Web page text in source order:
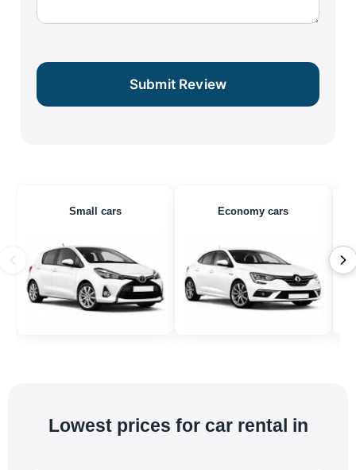
Submit Review
Small cars Economy cars
Lowest prices for car rental in